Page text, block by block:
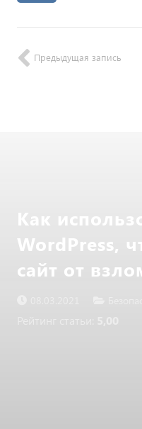
Предыдущая запись
WordPress,
сайт от